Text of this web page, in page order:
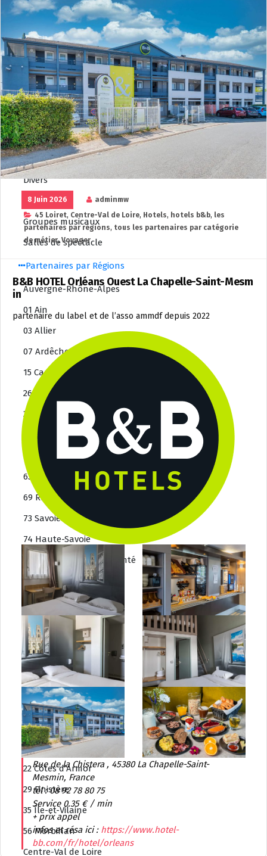
Sports
Vétements
Organisations et partenaires pro
Artisans
Agences immobilières
Associations Moto
Clubs moto
Consignes casques et bagages
Divers
Entreprises
Groupes musicaux
Salles de spéctacle
Partenaires par Régions
Auvergne-Rhône-Alpes
01 Ain
03 Allier
07 Ardêche
15 Cantal
26 Drôme
38 Isère
42 Loire
43 Haute-Loire
63 Puy-de-Dôme
69 Rhône
73 Savoie
74 Haute-Savoie
Bourgogne-Franche-Comté
21 Côte-d’Or
25 Doubs
39 Jura
58 Nièvre
70 Haute-Saône
71 Saône-et-Loire
89 Yonne
90 Territoire-de-Belfort
Bretagne
22 Côtes d’Armor
29 Finistère
35 Île-et-Vilaine
56 Morbihan
Centre-Val de Loire
8 Juin 2026
adminmw
45 Loiret, Centre-Val de Loire, Hotels, hotels b&b, les
partenaires par régions, tous les partenaires par catégorie
de métier,Voyager
B&B HOTEL Orléans Ouest La Chapelle-Saint-Mesm
in
partenaire du label et de l’asso ammdf depuis 2022
Rue de la Chistera , 45380 La Chapelle-Saint-
Mesmin, France
tél : 08 92 78 80 75
Service 0.35 € / min
+ prix appel
infos et résa ici : https://www.hotel-
bb.com/fr/hotel/orleans